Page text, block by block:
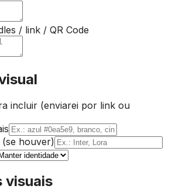
/ link / QR Code
incluir (enviarei por link ou
(se houver)
visuais